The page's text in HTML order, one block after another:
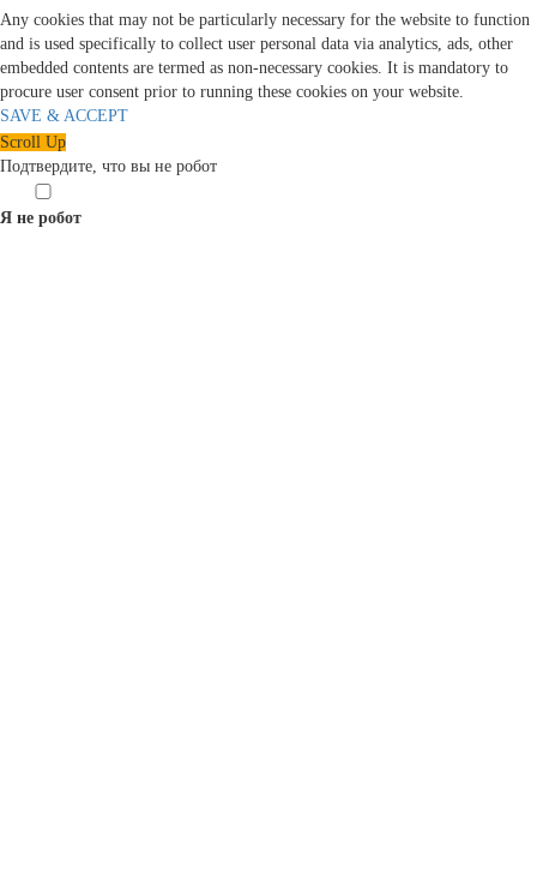
Any cookies that may not be particularly necessary for the website to function
and is used specifically to collect user personal data via analytics, ads, other
embedded contents are termed as non-necessary cookies. It is mandatory to
procure user consent prior to running these cookies on your website.
SAVE & ACCEPT
Scroll Up
Подтвердите, что вы не робот
Я не робот